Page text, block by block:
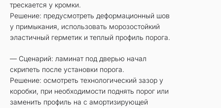
трескается у кромки.
Решение: предусмотреть деформационный шов
у примыкания, использовать морозостойкий
эластичный герметик и теплый профиль порога.
— Сценарий: ламинат под дверью начал
скрипеть после установки порога.
Решение: осмотреть технологический зазор у
коробки, при необходимости поднять порог или
заменить профиль на с амортизирующей